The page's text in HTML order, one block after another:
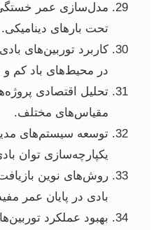
مدل‌سازی عمر
تحت بارهای دینامیکی.
در محیط‌های باد کم و
تحلیل اقتصادی
مقیاس‌های مختلف.
توسعه سیستم‌های
یکپارچه‌سازی توان
روش‌های نوین
بادی در پایان عمر
بهبود عملکرد